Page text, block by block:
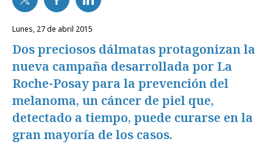
lunes, 27 de abril 2015
Dos preciosos dálmatas protagonizan la
nueva campaña desarrollada por La
Roche-Posay para la prevención del
melanoma, un cáncer de piel que,
detectado a tiempo, puede curarse en la
gran mayoría de los casos.